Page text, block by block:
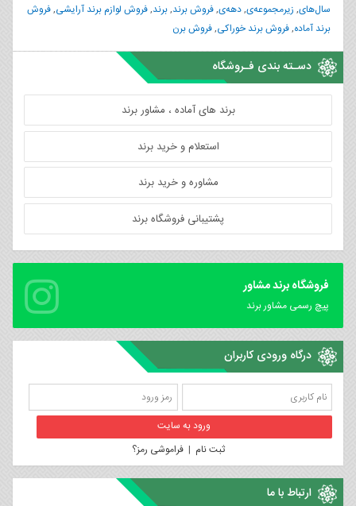
سال‌های, زیرمجموعه‌ی,دهه‌ی,فروش برند,برند,فروش لوازم برند آرایشی,فروش
برند آماده,فروش برند خوراکی,فروش برن
دسـته بندی فـروشگاه
برند های آماده ، مشاور برند
استعلام و خرید برند
مشاوره و خرید برند
پشتیبانی فروشگاه برند
فروشگاه برند مشاور
پیچ رسمی مشاور برند
درگاه ورودی کاربران
ثبت نام |فراموشی رمز؟
ارتباط با ما